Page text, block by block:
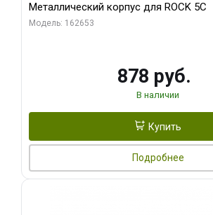
Металлический корпус для ROCK 5C
Модель: 162653
878 руб.
В наличии
Купить
Подробнее